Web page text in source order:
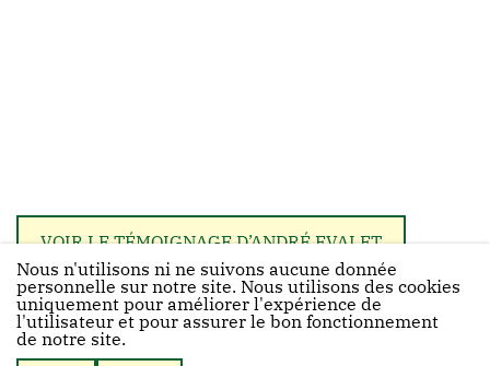
VOIR LE TÉMOIGNAGE D’ANDRÉ EVALET
Nous n'utilisons ni ne suivons aucune donnée
personnelle sur notre site. Nous utilisons des cookies
uniquement pour améliorer l'expérience de
l'utilisateur et pour assurer le bon fonctionnement
de notre site.